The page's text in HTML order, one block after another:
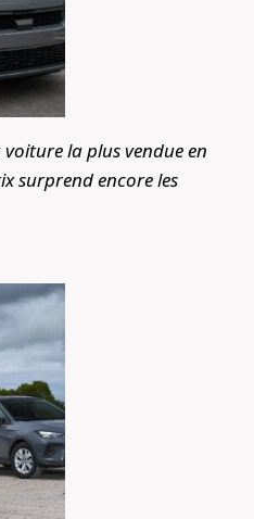
la plus vendue en
surprend encore les